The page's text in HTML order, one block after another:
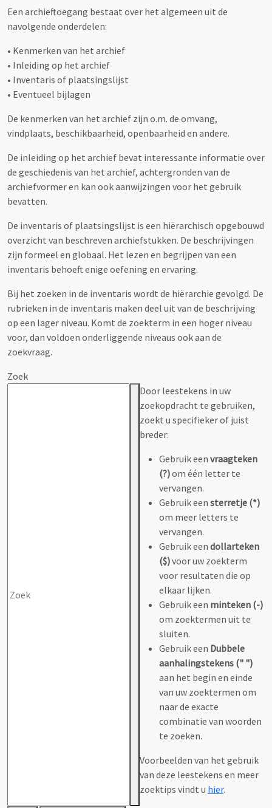
Een archieftoegang bestaat over het algemeen uit de
navolgende onderdelen:
• Kenmerken van het archief
• Inleiding op het archief
• Inventaris of plaatsingslijst
• Eventueel bijlagen
De kenmerken van het archief zijn o.m. de omvang,
vindplaats, beschikbaarheid, openbaarheid en andere.
De inleiding op het archief bevat interessante informatie over
de geschiedenis van het archief, achtergronden van de
archiefvormer en kan ook aanwijzingen voor het gebruik
bevatten.
De inventaris of plaatsingslijst is een hiërarchisch opgebouwd
overzicht van beschreven archiefstukken. De beschrijvingen
zijn formeel en globaal. Het lezen en begrijpen van een
inventaris behoeft enige oefening en ervaring.
Bij het zoeken in de inventaris wordt de hiërarchie gevolgd. De
rubrieken in de inventaris maken deel uit van de beschrijving
op een lager niveau. Komt de zoekterm in een hoger niveau
voor, dan voldoen onderliggende niveaus ook aan de
zoekvraag.
Zoek
Door leestekens in uw
zoekopdracht te gebruiken,
zoekt u specifieker of juist
breder:
Gebruik een vraagteken
(?)om één letter te
vervangen.
Gebruik een sterretje (*)
om meer letters te
vervangen.
Gebruik een dollarteken
($)voor uw zoekterm
voor resultaten die op
elkaar lijken.
Gebruik een minteken (-)
om zoektermen uit te
sluiten.
Gebruik een Dubbele
aanhalingstekens (" ")
aan het begin en einde
van uw zoektermen om
naar de exacte
combinatie van woorden
te zoeken.
Voorbeelden van het gebruik
van deze leestekens en meer
zoektips vindt u hier.